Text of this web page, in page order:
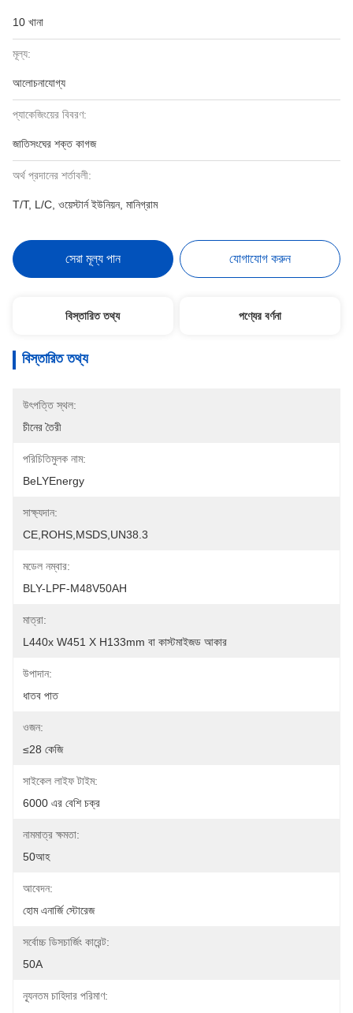
10 খানা
মূল্য:
আলোচনাযোগ্য
প্যাকেজিংয়ের বিবরণ:
জাতিসংঘের শক্ত কাগজ
অর্থ প্রদানের শর্তাবলী:
T/T, L/C, ওয়েস্টার্ন ইউনিয়ন, মানিগ্রাম
সেরা মূল্য পান যোগাযোগ করুন
বিস্তারিত তথ্য পণ্যের বর্ণনা
বিস্তারিত তথ্য
উৎপত্তি স্থল:
চীনের তৈরী
পরিচিতিমুলক নাম:
BeLYEnergy
সাক্ষ্যদান:
CE,ROHS,MSDS,UN38.3
মডেল নম্বার:
BLY-LPF-M48V50AH
মাত্রা:
L440x W451 X H133mm বা কাস্টমাইজড আকার
উপাদান:
ধাতব পাত
ওজন:
≤28 কেজি
সাইকেল লাইফ টাইম:
6000 এর বেশি চক্র
নামমাত্র ক্ষমতা:
50আহ
আবেদন:
হোম এনার্জি স্টোরেজ
সর্বোচ্চ ডিসচার্জিং কারেন্ট:
50A
ন্যূনতম চাহিদার পরিমাণ: